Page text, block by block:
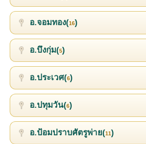
อ.จอมทอง(16)
อ.บึงกุ่ม(5)
อ.ประเวศ(6)
อ.ปทุมวัน(6)
อ.ป้อมปราบศัตรูพ่าย(11)